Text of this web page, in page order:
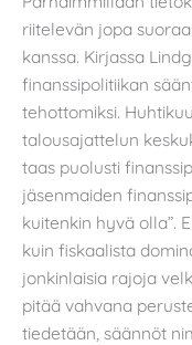
riitelevän jopa
kanssa. Kirjassa
finanssipolitiikan
tehottomiksi.
talousajattelun
taas puolusti
jäsenmaiden
kuitenkin hyvä olla”.
kuin fiskaalista
jonkinlaisia rajoja
pitää vahvana
tiedetään, säännöt